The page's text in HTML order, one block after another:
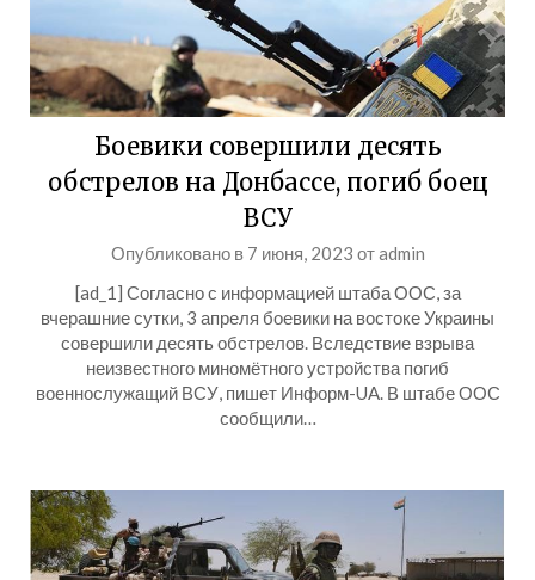
Боевики совершили десять
обстрелов на Донбассе, погиб боец
ВСУ
Опубликовано в 7 июня, 2023 отadmin
[ad_1] Согласно с информацией штаба ООС, за
вчерашние сутки, 3 апреля боевики на востоке Украины
совершили десять обстрелов. Вследствие взрыва
неизвестного миномётного устройства погиб
военнослужащий ВСУ, пишет Информ-UA. В штабе ООС
сообщили…